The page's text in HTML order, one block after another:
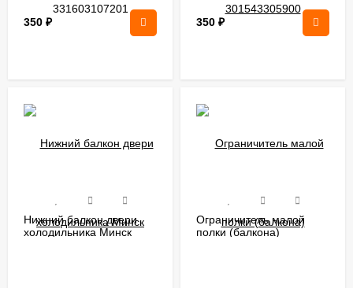
350 ₽ 350 ₽
Нижний балкон двери
холодильника Минск
Ограничитель малой
полки (балкона)